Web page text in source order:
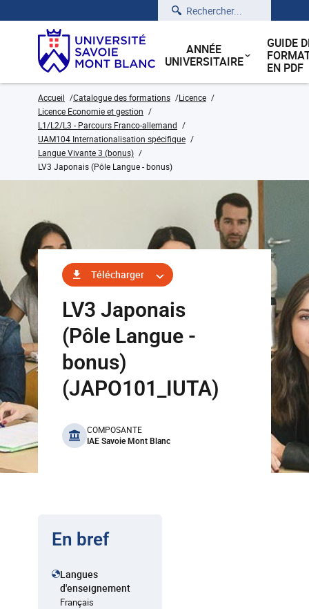
Rechercher
ANNÉE
UNIVERSITAIRE
GUIDE
EN PDF
Accueil Catalogue des formations
Licence
Licence Economie et gestion
L1/L2/L3 - Parcours Franco-allemand
UAM104 Internationalisation spécifique
Langue Vivante 3 (bonus)
LV3 Japonais (Pôle Langue - bonus)
Télécharger
LV3 Japonais
(Pôle Langue -
bonus)
(JAPO101_IUTA)
benefits
COMPOSANTE
IAE Savoie Mont Blanc
En bref
Langues
d'enseignement
Français